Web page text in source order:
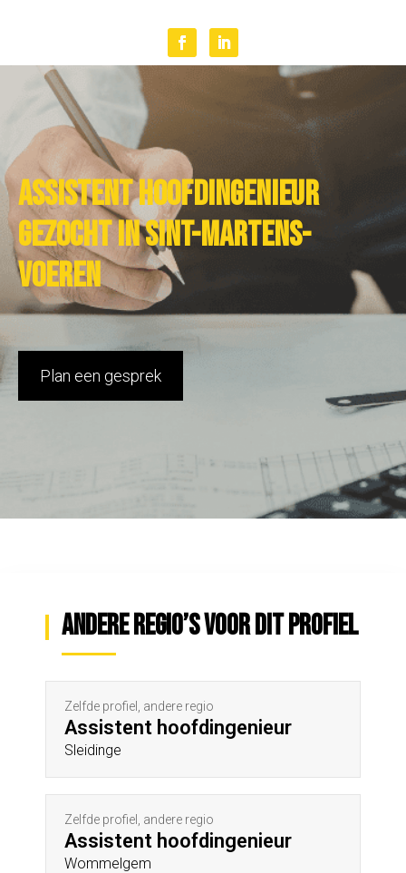
Assistent hoofdingenieur
gezocht in Sint-Martens-
Voeren
Plan een gesprek
Andere regio’s voor dit profiel
Zelfde profiel, andere regio
Assistent hoofdingenieur
Sleidinge
Zelfde profiel, andere regio
Assistent hoofdingenieur
Wommelgem